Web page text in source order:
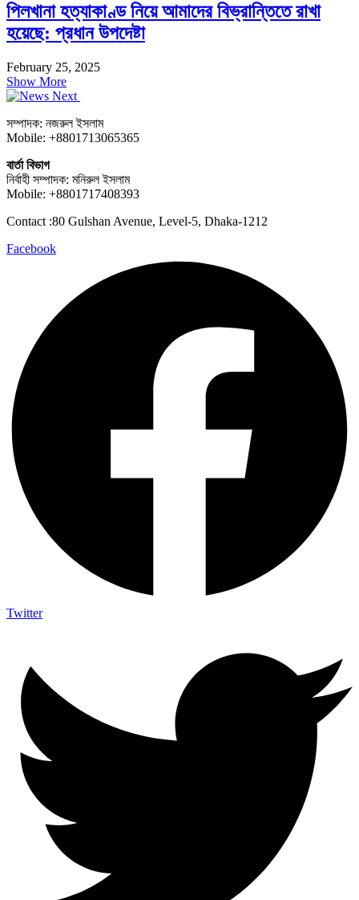
পিলখানা হত্যাকাণ্ড নিয়ে আমাদের বিভ্রান্তিতে রাখা
হয়েছে: প্রধান উপদেষ্টা
February 25, 2025
Show More
সম্পাদক: নজরুল ইসলাম
Mobile: +8801713065365
বার্তা বিভাগ
নির্বাহী সম্পাদক: মনিরুল ইসলাম
Mobile: +8801717408393
Contact :80 Gulshan Avenue, Level-5, Dhaka-1212
Facebook
Twitter